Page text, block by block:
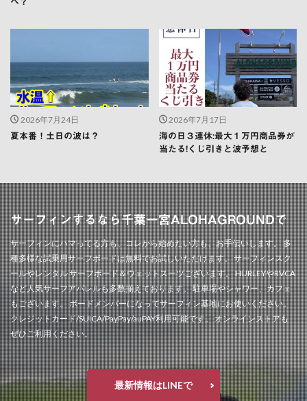
へ？
2026年7月24日
夏本番！土日の波は？
2026年7月17日
海の日３連休:最大１万円商品券が
当たる!くじ引きと波予想と
サーフィンするなら千葉一宮ALOHAGROUNDで
サーフィンにハマってる方も、コレから始めたい方も、お手伝いします。 多
種多様な試乗用サーフボードは無料でお試しいただけます。 サーフィンスク
ールやレンタル サーフボード＆ウェットスーツございます。 HURLEYやRVCA
など人気サーフアパレルも多数揃えております。 駐車場やシャワー、カフェ
もございます。 ボードメンバーになってサーフィン基地にお使いください。
クレジットカード/SUICA/PayPay/auPAY利用可能です。 オンラインストアも
ぜひご利用ください。
最新情報はLINEで